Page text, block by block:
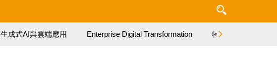
生成式AI與雲端應用 Enterprise Digital Transformation 特集